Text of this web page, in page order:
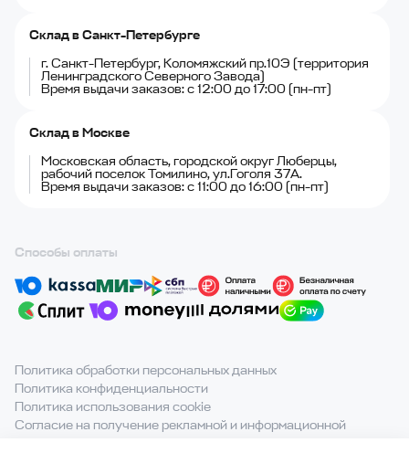
Склад в Санкт-Петербурге
г. Санкт-Петербург, Коломяжский пр.10Э (территория
Ленинградского Северного Завода)
Время выдачи заказов: с 12:00 до 17:00 (пн-пт)
Склад в Москве
Московская область, городской округ Люберцы,
рабочий поселок Томилино, ул.Гоголя 37А.
Время выдачи заказов: с 11:00 до 16:00 (пн-пт)
Способы оплаты
Политика обработки персональных данных
Политика конфиденциальности
Политика использования cookie
Согласие на получение рекламной и информационной